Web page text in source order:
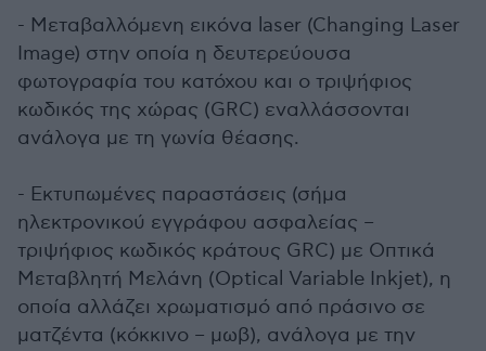
- Μεταβαλλόμενη εικόνα laser (Changing Laser
Image) στην οποία η δευτερεύουσα
φωτογραφία του κατόχου και ο τριψήφιος
κωδικός της χώρας (GRC) εναλλάσσονται
ανάλογα με τη γωνία θέασης.
- Εκτυπωμένες παραστάσεις (σήμα
ηλεκτρονικού εγγράφου ασφαλείας –
τριψήφιος κωδικός κράτους GRC) με Οπτικά
Μεταβλητή Μελάνη (Optical Variable Inkjet), η
οποία αλλάζει χρωματισμό από πράσινο σε
ματζέντα (κόκκινο – μωβ), ανάλογα με την